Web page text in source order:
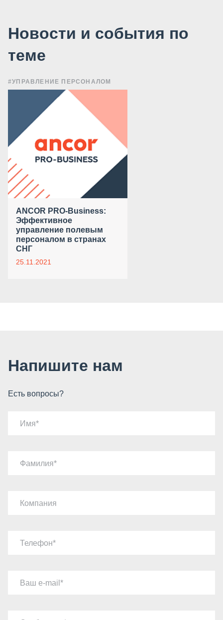
Новости и события по
теме
#УПРАВЛЕНИЕ ПЕРСОНАЛОМ
ANCOR PRO-Business:
Эффективное
управление полевым
персоналом в странах
СНГ
25.11.2021
Напишите нам
Есть вопросы?
Имя
Фамилия
Компания
Телефон
Ваш e-mail